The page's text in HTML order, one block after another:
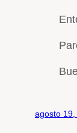
agosto